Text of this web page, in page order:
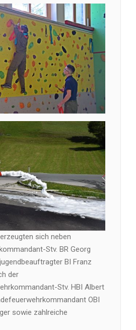
sich neben
Stv. BR Georg
BI Franz
der
Stv. HBI Albert
OBI
sowie zahlreiche